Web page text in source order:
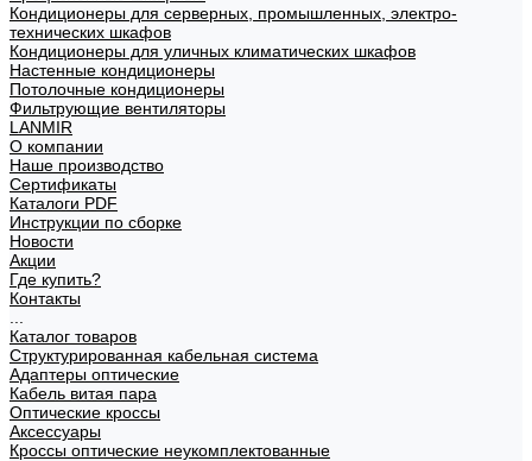
Кондиционеры для серверных, промышленных, электро-
технических шкафов
Кондиционеры для уличных климатических шкафов
Настенные кондиционеры
Потолочные кондиционеры
Фильтрующие вентиляторы
LANMIR
О компании
Наше производство
Сертификаты
Каталоги PDF
Инструкции по сборке
Новости
Акции
Где купить?
Контакты
Каталог товаров
Структурированная кабельная система
Адаптеры оптические
Кабель витая пара
Оптические кроссы
Аксессуары
Кроссы оптические неукомплектованные